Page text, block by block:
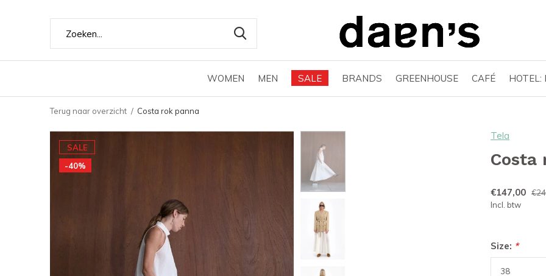
WOMEN MEN SALE BRANDS GREENHOUSE CAFÉ HOTEL:
Terug naar overzicht Costa rok panna
SALE
-40%
Tela
Costa
€147,00
Incl. btw
Size: *